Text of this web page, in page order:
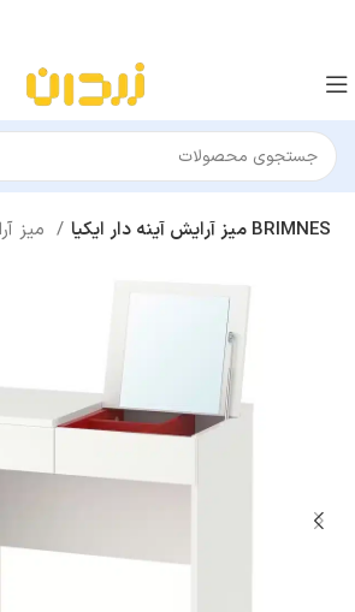
میز آرایش آینه دار ایکیا BRIMNES